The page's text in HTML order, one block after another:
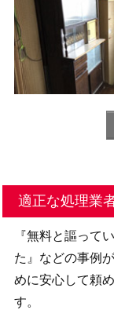
適正な処理業
『無料と謳って
た』などの事例
めに安心して頼
す。